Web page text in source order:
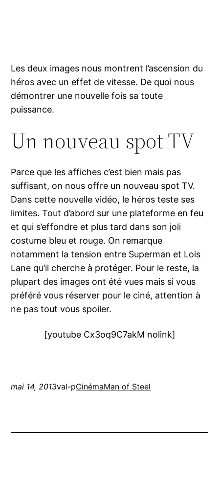
Les deux images nous montrent l’ascension du
héros avec un effet de vitesse. De quoi nous
démontrer une nouvelle fois sa toute
puissance.
Un nouveau spot TV
Parce que les affiches c’est bien mais pas
suffisant, on nous offre un nouveau spot TV.
Dans cette nouvelle vidéo, le héros teste ses
limites. Tout d’abord sur une plateforme en feu
et qui s’effondre et plus tard dans son joli
costume bleu et rouge. On remarque
notamment la tension entre Superman et Lois
Lane qu’il cherche à protéger. Pour le reste, la
plupart des images ont été vues mais si vous
préféré vous réserver pour le ciné, attention à
ne pas tout vous spoiler.
[youtube Cx3oq9C7akM nolink]
mai 14, 2013val-pCinémaMan of Steel